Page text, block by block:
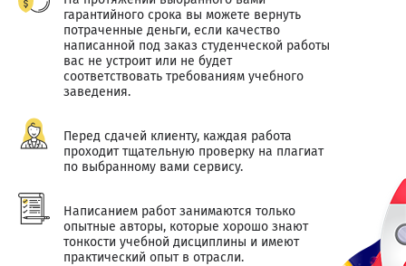
гарантийного срока вы можете вернуть
потраченные деньги, если качество
написанной под заказ студенческой работы
вас не устроит или не будет
соответствовать требованиям учебного
заведения.
Перед сдачей клиенту, каждая работа
проходит тщательную проверку на плагиат
по выбранному вами сервису.
Написанием работ занимаются только
опытные авторы, которые хорошо знают
тонкости учебной дисциплины и имеют
практический опыт в отрасли.